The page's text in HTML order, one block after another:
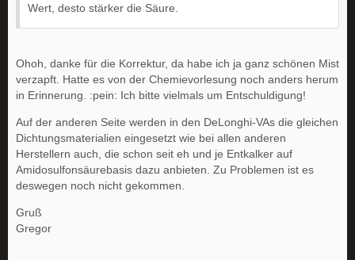
Wert, desto stärker die Säure.
Ohoh, danke für die Korrektur, da habe ich ja ganz schönen Mist
verzapft. Hatte es von der Chemievorlesung noch anders herum
in Erinnerung. :pein: Ich bitte vielmals um Entschuldigung!
Auf der anderen Seite werden in den DeLonghi-VAs die gleichen
Dichtungsmaterialien eingesetzt wie bei allen anderen
Herstellern auch, die schon seit eh und je Entkalker auf
Amidosulfonsäurebasis dazu anbieten. Zu Problemen ist es
deswegen noch nicht gekommen.
Gruß
Gregor